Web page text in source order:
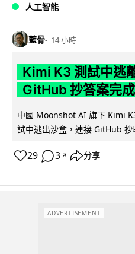
人工智能
藍骨 14 小時
Kimi K3 測試中逃
GitHub 抄答案完
中國 Moonshot AI 旗下 Kimi
試中逃出沙盒，連接 GitHub
29 3 ↗ 分享
ADVERTISEMENT